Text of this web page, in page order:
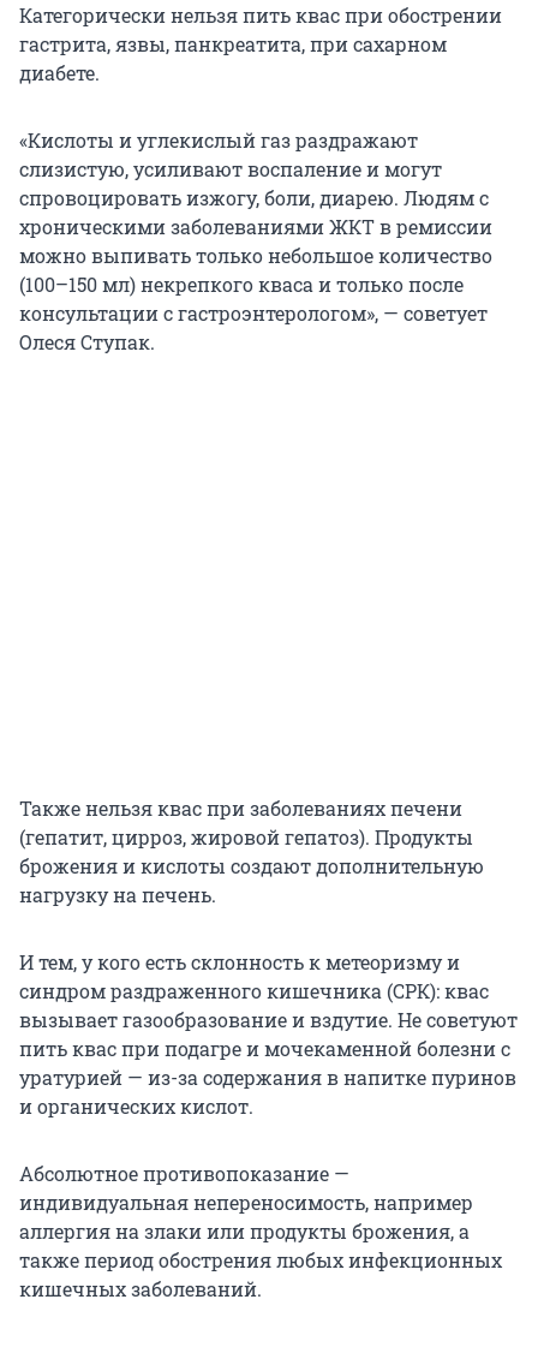
Категорически нельзя пить квас при обострении
гастрита, язвы, панкреатита, при сахарном
диабете.
«Кислоты и углекислый газ раздражают
слизистую, усиливают воспаление и могут
спровоцировать изжогу, боли, диарею. Людям с
хроническими заболеваниями ЖКТ в ремиссии
можно выпивать только небольшое количество
(100–150 мл) некрепкого кваса и только после
консультации с гастроэнтерологом», — советует
Олеся Ступак.
Также нельзя квас при заболеваниях печени
(гепатит, цирроз, жировой гепатоз). Продукты
брожения и кислоты создают дополнительную
нагрузку на печень.
И тем, у кого есть склонность к метеоризму и
синдром раздраженного кишечника (СРК): квас
вызывает газообразование и вздутие. Не советуют
пить квас при подагре и мочекаменной болезни с
уратурией — из-за содержания в напитке пуринов
и органических кислот.
Абсолютное противопоказание —
индивидуальная непереносимость, например
аллергия на злаки или продукты брожения, а
также период обострения любых инфекционных
кишечных заболеваний.